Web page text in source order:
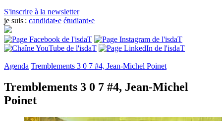
S'inscrire à la newsletter
je suis : candidat•e étudiant•e
Agenda Tremblements 3 0 7 #4, Jean-Michel Poinet
Tremblements 3 0 7 #4, Jean-Michel
Poinet